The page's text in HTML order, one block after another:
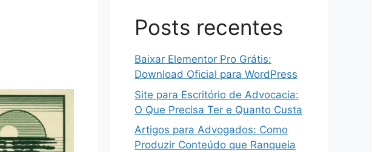
Posts recentes
Baixar Elementor Pro Grátis:
Download Oficial para WordPress
Site para Escritório de Advocacia:
O Que Precisa Ter e Quanto Custa
Artigos para Advogados: Como
Produzir Conteúdo que Ranqueia